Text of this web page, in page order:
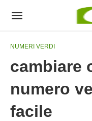
NUMERI VERDI
cambiare
numero
facile